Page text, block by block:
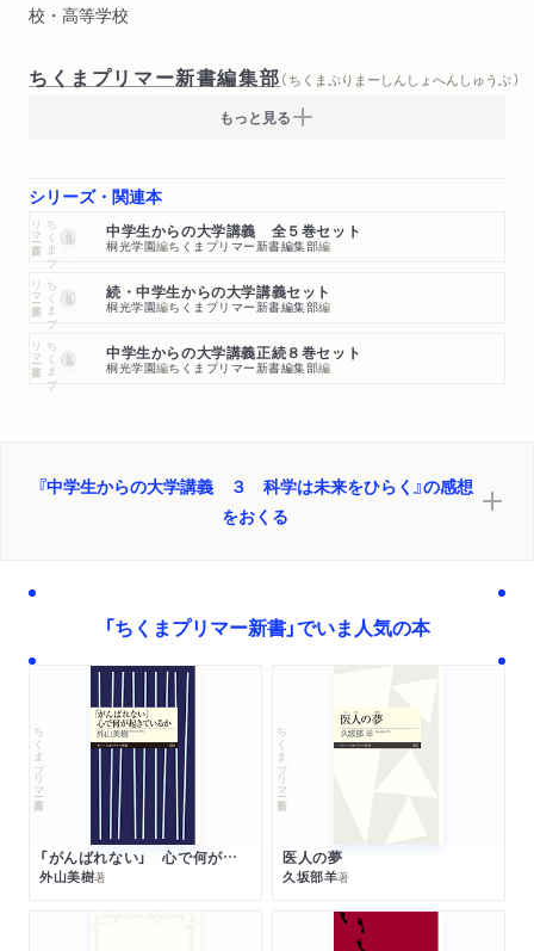
校・高等学校
ちくまプリマー新書編集部（ ちくまぷりまーしんしょへんしゅうぶ ）
もっと見る
シリーズ・関連本
ち
く
ま
プ
リ
マ
ー新書 中学生からの大学講義 全５巻セット
桐光学園編ちくまプリマー新書編集部編
ち
く
ま
プ
リ
マ
ー新書 続・中学生からの大学講義セット
桐光学園編ちくまプリマー新書編集部編
ち
く
ま
プ
リ
マ
ー新書 中学生からの大学講義正続８巻セット
桐光学園編ちくまプリマー新書編集部編
『中学生からの大学講義 ３ 科学は未来をひらく』の感想
をおくる
「ちくまプリマー新書」でいま人気の本
ちくまプリマー新書
「がんばれない」 心で何が起きているか
外山美樹著
ちくまプリマー新書
医人の夢
久坂部羊著